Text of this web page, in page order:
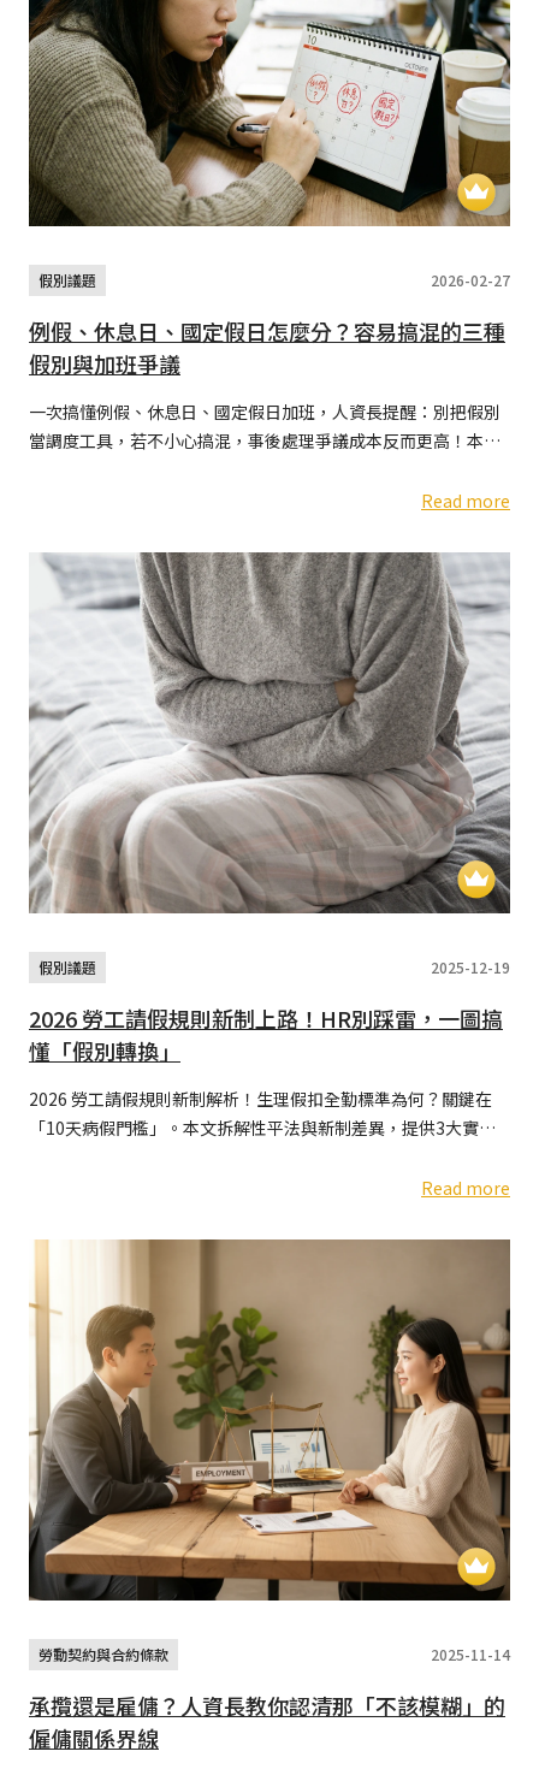
假別議題 2026-02-27
例假、休息日、國定假日怎麼分？容易搞混的三種
假別與加班爭議
一次搞懂例假、休息日、國定假日加班，人資長提醒：別把假別
當調度工具，若不小心搞混，事後處理爭議成本反而更高！本文
Read more
假別議題 2025-12-19
2026 勞工請假規則新制上路！HR別踩雷，一圖搞
懂「假別轉換」
2026 勞工請假規則新制解析！生理假扣全勤標準為何？關鍵在
「10天病假門檻」。本文拆解性平法與新制差異，提供3大實務
Read more
勞動契約與合約條款 2025-11-14
承攬還是雇傭？人資長教你認清那「不該模糊」的
僱傭關係界線